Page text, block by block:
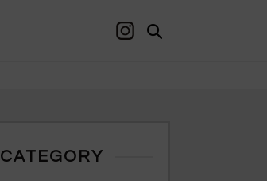
CATEGORY